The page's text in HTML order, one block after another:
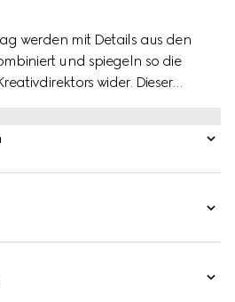
werden mit Details aus den
und spiegeln so die
wider. Dieser